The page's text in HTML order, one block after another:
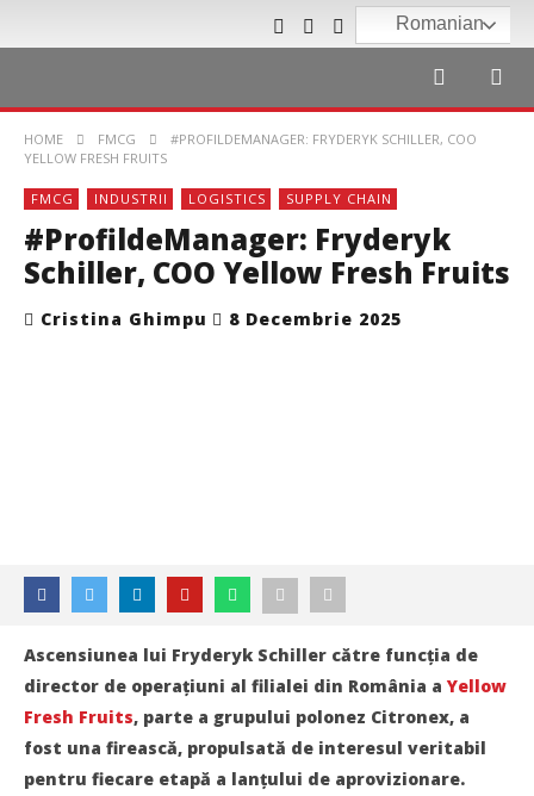
Romanian
HOME FMCG
#PROFILDEMANAGER: FRYDERYK SCHILLER, COO
YELLOW FRESH FRUITS
FMCG INDUSTRII LOGISTICS SUPPLY CHAIN
#ProfildeManager: Fryderyk
Schiller, COO Yellow Fresh Fruits
Cristina Ghimpu 8 Decembrie 2025
Ascensiunea lui Fryderyk Schiller către funcţia de
director de operaţiuni al filialei din România a Yellow
Fresh Fruits, parte a grupului polonez Citronex, a
fost una firească, propulsată de interesul veritabil
pentru fiecare etapă a lanţului de aprovizionare.